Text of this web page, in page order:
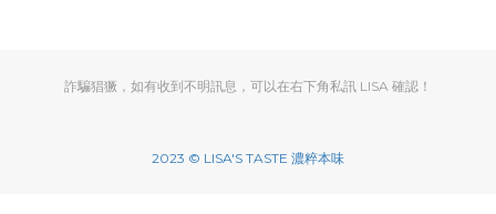
詐騙猖獗，如有收到不明訊息，可以在右下角私訊 LISA 確認！
2023 © LISA'S TASTE 濃粹本味